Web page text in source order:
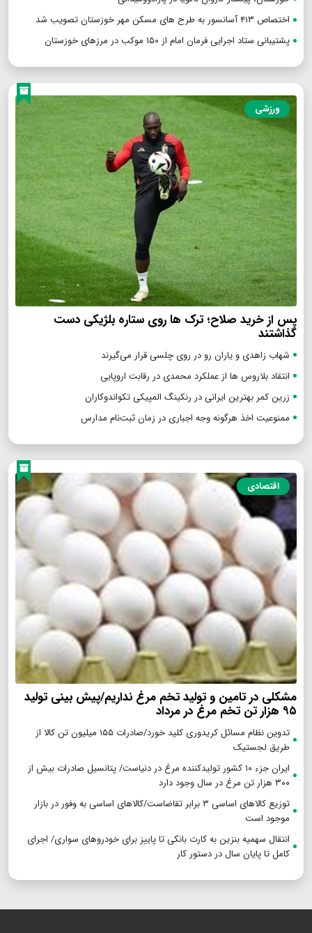
اختصاص ۴۱۳ آسانسور به طرح های مسکن مهر خوزستان تصویب شد
پشتیبانی ستاد اجرایی فرمان امام از ۱۵۰ موکب در مرزهای خوزستان
ورزشی
پس از خرید صلاح؛ ترک ها روی ستاره بلژیکی دست
گذاشتند
شهاب زاهدی و یاران رو در روی چلسی قرار می‌گیرند
انتقاد بلاروس ها از عملکرد محمدی در رقابت اروپایی
زرین کمر بهترین ایرانی در رنکینگ المپیکی تکواندوکاران
ممنوعیت اخذ هرگونه وجه اجباری در زمان ثبت‌نام مدارس
اقتصادی
مشکلی در تامین و تولید تخم مرغ نداریم/پیش بینی تولید
۹۵ هزار تن تخم مرغ در مرداد
تدوین نظام مسائل کریدوری کلید خورد/صادرات ۱۵۵ میلیون تن کالا از
طریق لجستیک
ایران جزء ۱۰ کشور تولیدکننده مرغ در دنیاست/ پتانسیل صادرات بیش از
۳۰۰ هزار تن مرغ در سال وجود دارد
توزیع کالاهای اساسی ۳ برابر تقاضاست/کالاهای اساسی به وفور در بازار
موجود است
انتقال سهمیه بنزین به کارت بانکی تا پاییز برای خودروهای سواری/ اجرای
کامل تا پایان سال در دستور کار